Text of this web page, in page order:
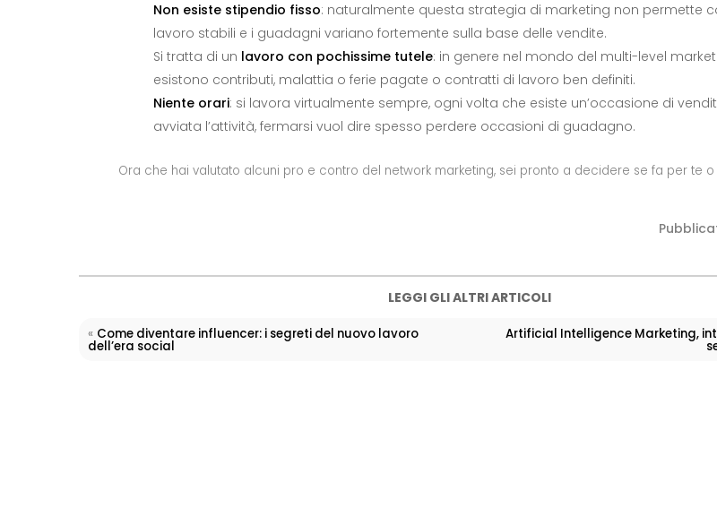
Non esiste stipendio fisso: naturalmente questa strategia di marketing non permette
lavoro stabili e i guadagni variano fortemente sulla base delle vendite.
Si tratta di un lavoro con pochissime tutele: in genere nel mondo del multi-level
esistono contributi, malattia o ferie pagate o contratti di lavoro ben definiti.
Niente orari: si lavora virtualmente sempre, ogni volta che esiste un’occasione di
avviata l’attività, fermarsi vuol dire spesso perdere occasioni di guadagno.
Ora che hai valutato alcuni pro e contro del network marketing, sei pronto a decidere se fa per te o
LEGGI GLI ALTRI ARTICOLI
« Come diventare influencer: i segreti del nuovo lavoro
dell’era social
Artificial Intelligence Marketing,